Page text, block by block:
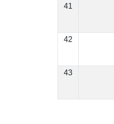
41
42
43